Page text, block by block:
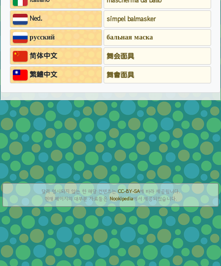
Ned.
simpel balmasker
русский бальная маска
简体中文
舞会面具
繁鱧中文
舞會面具
달리 명시되지 않는 한 해당 컨텐츠는CC-BY-SA에 따라 제공됩니다.
현재 페이지의 대부분 자료들은Nookipedia에서 제공되었습니다.